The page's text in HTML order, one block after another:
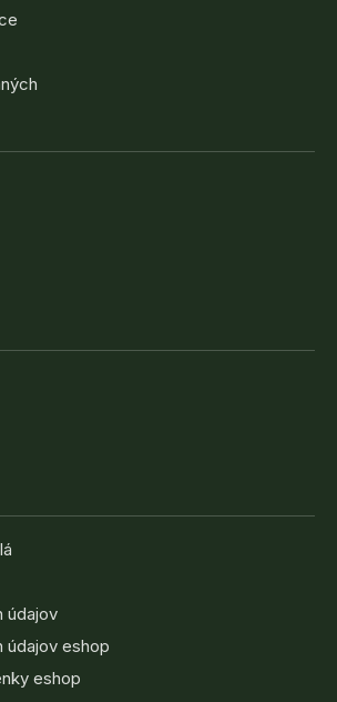
údajov
údajov eshop
eshop